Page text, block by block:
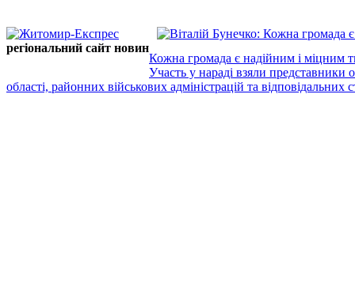
регіональний сайт новин
Кожна громада є надійним і міцним
Участь у нараді взяли представники
області, районних військових адміністрацій та відповідальних